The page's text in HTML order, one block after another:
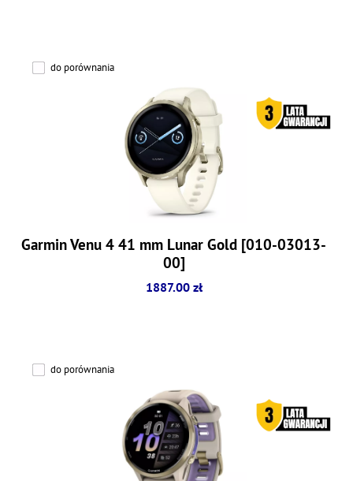
do porównania
Garmin Venu 4 41 mm Lunar Gold [010-03013-
00]
1887.00 zł
do porównania